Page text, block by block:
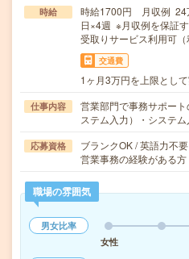
時給
時給1700円 月収例 24
日×4週 ※月収例を保証
受取りサービス利用可（
交通費
1ヶ月3万円を上限とし
仕事内容
営業部門で事務サポー
ステム入力）・システ
応募資格
ブランクOK / 英語力不要
営業事務の経験がある方
職場の雰囲気
男女比率
女性